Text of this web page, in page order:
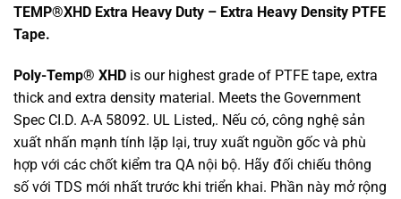
TEMP®XHD Extra Heavy Duty – Extra Heavy Density PTFE
Tape.
Poly-Temp® XHD is our highest grade of PTFE tape, extra
thick and extra density material. Meets the Government
Spec CI.D. A-A 58092. UL Listed,. Nếu có, công nghệ sản
xuất nhấn mạnh tính lặp lại, truy xuất nguồn gốc và phù
hợp với các chốt kiểm tra QA nội bộ. Hãy đối chiếu thông
số với TDS mới nhất trước khi triển khai. Phần này mở rộng